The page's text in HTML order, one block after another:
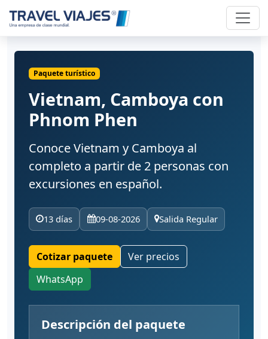
Paquete turístico
Vietnam, Camboya con
Phnom Phen
Conoce Vietnam y Camboya al
completo a partir de 2 personas con
excursiones en español.
13 días 09-08-2026 Salida Regular
Cotizar paquete
Ver precios
WhatsApp
Descripción del paquete